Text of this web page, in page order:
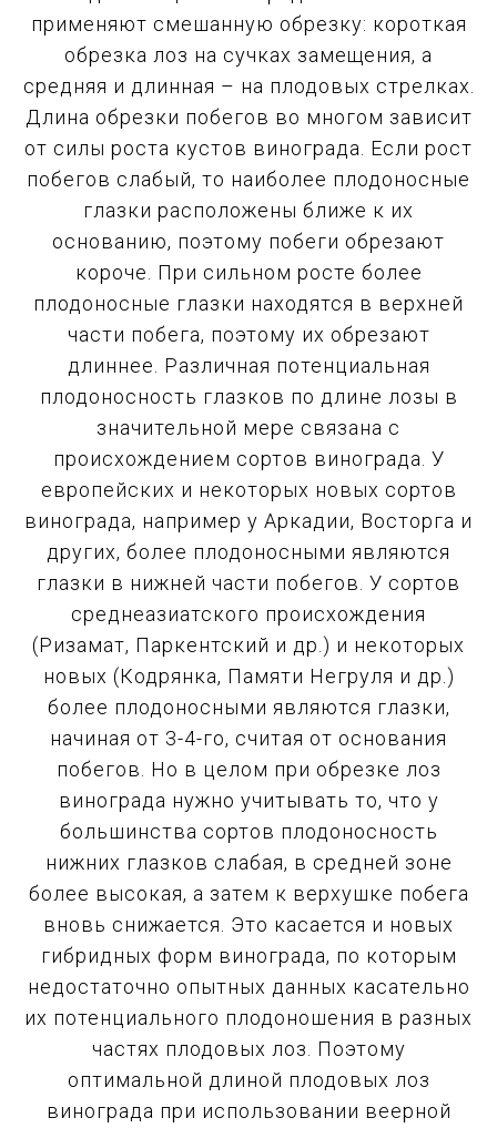
применяют смешанную обрезку: короткая
обрезка лоз на сучках замещения, а
средняя и длинная – на плодовых стрелках.
Длина обрезки побегов во многом зависит
от силы роста кустов винограда. Если рост
побегов слабый, то наиболее плодоносные
глазки расположены ближе к их
основанию, поэтому побеги обрезают
короче. При сильном росте более
плодоносные глазки находятся в верхней
части побега, поэтому их обрезают
длиннее. Различная потенциальная
плодоносность глазков по длине лозы в
значительной мере связана с
происхождением сортов винограда. У
европейских и некоторых новых сортов
винограда, например у Аркадии, Восторга и
других, более плодоносными являются
глазки в нижней части побегов. У сортов
среднеазиатского происхождения
(Ризамат, Паркентский и др.) и некоторых
новых (Кодрянка, Памяти Негруля и др.)
более плодоносными являются глазки,
начиная от 3-4-го, считая от основания
побегов. Но в целом при обрезке лоз
винограда нужно учитывать то, что у
большинства сортов плодоносность
нижних глазков слабая, в средней зоне
более высокая, а затем к верхушке побега
вновь снижается. Это касается и новых
гибридных форм винограда, по которым
недостаточно опытных данных касательно
их потенциального плодоношения в разных
частях плодовых лоз. Поэтому
оптимальной длиной плодовых лоз
винограда при использовании веерной